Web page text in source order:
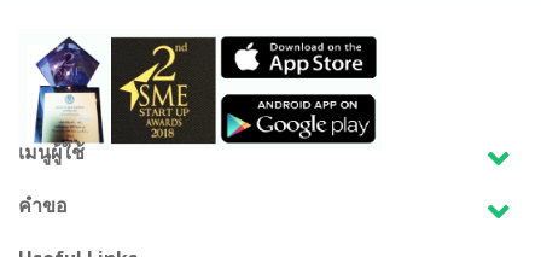
เมนูผู้ใช้
คำขอ